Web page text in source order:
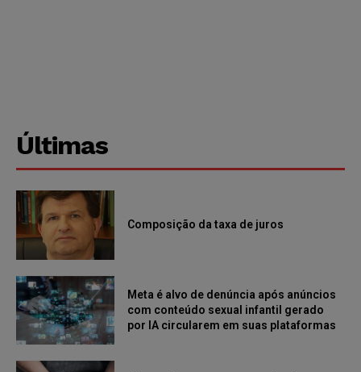
Últimas
Composição da taxa de juros
Meta é alvo de denúncia após anúncios
com conteúdo sexual infantil gerado
por IA circularem em suas plataformas